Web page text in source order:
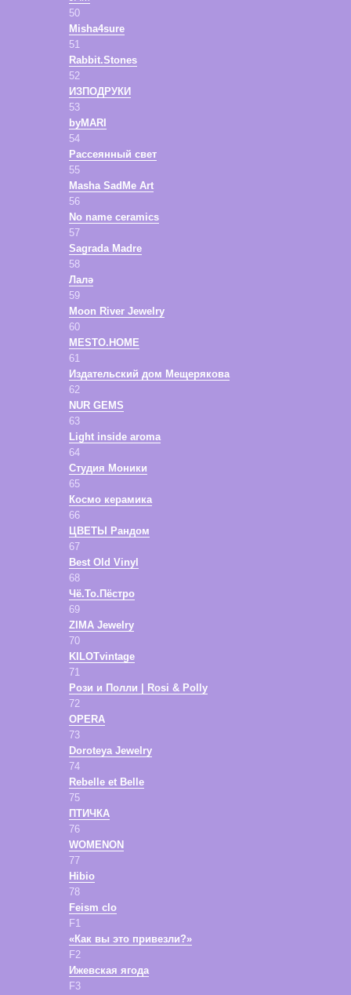
50
Misha4sure
51
Rabbit.Stones
52
ИЗПОДРУКИ
53
byMARI
54
Рассеянный свет
55
Masha SadMe Art
56
No name ceramics
57
Sagrada Madre
58
Лалә
59
Moon River Jewelry
60
MESTO.HOME
61
Издательский дом Мещерякова
62
NUR GEMS
63
Light inside aroma
64
Студия Моники
65
Космо керамика
66
ЦВЕТЫ Рандом
67
Best Old Vinyl
68
Чё.То.Пёстро
69
ZIMA Jewelry
70
KILOTvintage
71
Рози и Полли | Rosi & Polly
72
OPERA
73
Doroteya Jewelry
74
Rebelle et Belle
75
ПТИЧКА
76
WOMENON
77
Hibio
78
Feism clo
F1
«Как вы это привезли?»
F2
Ижевская ягода
F3